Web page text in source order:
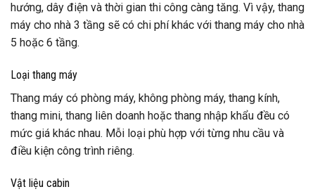
hướng, dây điện và thời gian thi công càng tăng. Vì vậy, thang
máy cho nhà 3 tầng sẽ có chi phí khác với thang máy cho nhà
5 hoặc 6 tầng.
Loại thang máy
Thang máy có phòng máy, không phòng máy, thang kính,
thang mini, thang liên doanh hoặc thang nhập khẩu đều có
mức giá khác nhau. Mỗi loại phù hợp với từng nhu cầu và
điều kiện công trình riêng.
Vật liệu cabin